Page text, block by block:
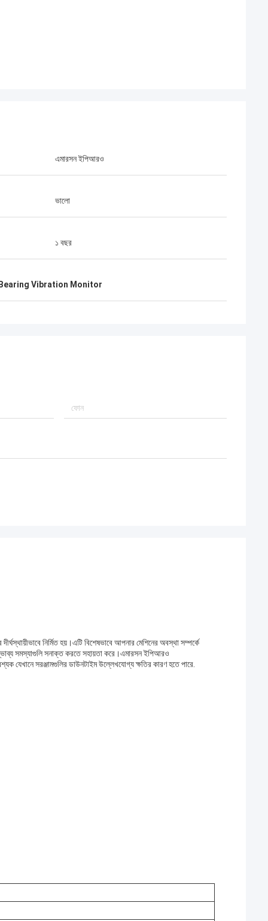
এমারসন ইপিআরও
ভালো
১ বছর
Vibration Monitor
নির্মিত হয়।এটি বিশেষভাবে আপনার মেশিনের অবস্থা সম্পর্কে
সমস্যাগুলি সনাক্ত করতে সহায়তা করে।এমারসন ইপিআরও
সরঞ্জামগুলির ডাউনটাইম উল্লেখযোগ্য ক্ষতির কারণ হতে পারে.